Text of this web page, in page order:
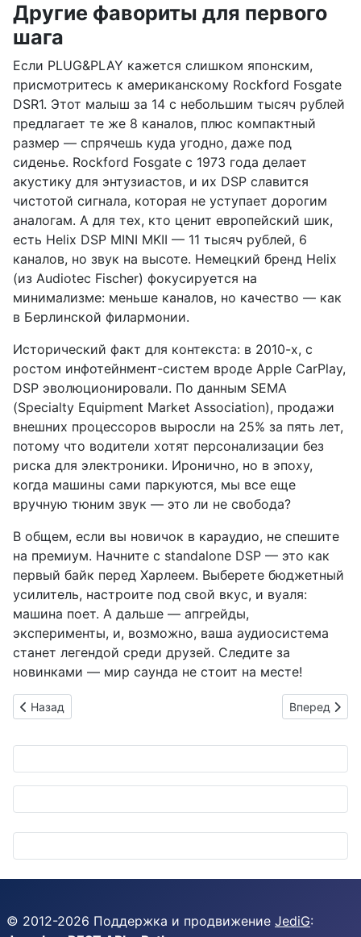
Другие фавориты для первого
шага
Если PLUG&PLAY кажется слишком японским,
присмотритесь к американскому Rockford Fosgate
DSR1. Этот малыш за 14 с небольшим тысяч рублей
предлагает те же 8 каналов, плюс компактный
размер — спрячешь куда угодно, даже под
сиденье. Rockford Fosgate с 1973 года делает
акустику для энтузиастов, и их DSP славится
чистотой сигнала, которая не уступает дорогим
аналогам. А для тех, кто ценит европейский шик,
есть Helix DSP MINI MKII — 11 тысяч рублей, 6
каналов, но звук на высоте. Немецкий бренд Helix
(из Audiotec Fischer) фокусируется на
минимализме: меньше каналов, но качество — как
в Берлинской филармонии.
Исторический факт для контекста: в 2010-х, с
ростом инфотейнмент-систем вроде Apple CarPlay,
DSP эволюционировали. По данным SEMA
(Specialty Equipment Market Association), продажи
внешних процессоров выросли на 25% за пять лет,
потому что водители хотят персонализации без
риска для электроники. Иронично, но в эпоху,
когда машины сами паркуются, мы все еще
вручную тюним звук — это ли не свобода?
В общем, если вы новичок в караудио, не спешите
на премиум. Начните с standalone DSP — это как
первый байк перед Харлеем. Выберете бюджетный
усилитель, настроите под свой вкус, и вуаля:
машина поет. А дальше — апгрейды,
эксперименты, и, возможно, ваша аудиосистема
станет легендой среди друзей. Следите за
новинками — мир саунда не стоит на месте!
Предыдущий: Nissan Tecton: Новый SUV, который выглядит
Назад Следующий:
Вперед
© 2012-2026 Поддержка и продвижение JediG: